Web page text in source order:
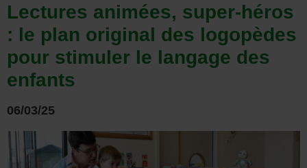
Lectures animées, super-héros
: le plan original des logopèdes
pour stimuler le langage des
enfants
06/03/25